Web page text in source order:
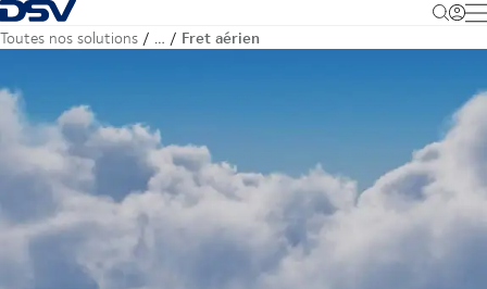
Retour à la page d'accueil
Toutes nos solutions … Fret aérien